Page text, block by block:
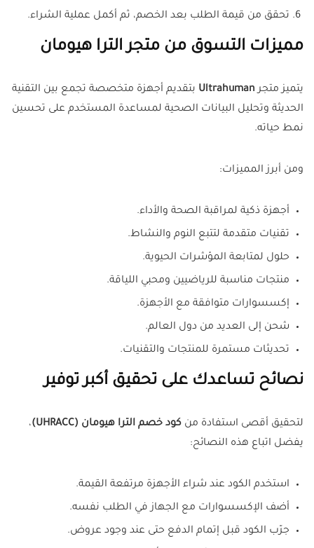
تحقق من قيمة الطلب بعد الخصم، ثم أكمل عملية الشراء.
مميزات التسوق من متجر الترا هيومان
يتميز متجرUltrahuman بتقديم أجهزة متخصصة تجمع بين التقنية
الحديثة وتحليل البيانات الصحية لمساعدة المستخدم على تحسين
نمط حياته.
ومن أبرز المميزات:
أجهزة ذكية لمراقبة الصحة والأداء.
تقنيات متقدمة لتتبع النوم والنشاط.
حلول لمتابعة المؤشرات الحيوية.
منتجات مناسبة للرياضيين ومحبي اللياقة.
إكسسوارات متوافقة مع الأجهزة.
شحن إلى العديد من دول العالم.
تحديثات مستمرة للمنتجات والتقنيات.
نصائح تساعدك على تحقيق أكبر توفير
لتحقيق أقصى استفادة من كود خصم الترا هيومان (UHRACC)
،
يفضل اتباع هذه النصائح:
استخدم الكود عند شراء الأجهزة مرتفعة القيمة.
أضف الإكسسوارات مع الجهاز في الطلب نفسه.
جرّب الكود قبل إتمام الدفع حتى عند وجود عروض.